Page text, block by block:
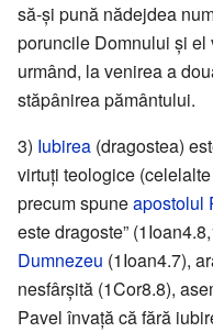
să-și pună nădejdea
poruncile Domnului și el
urmând, la venirea a
stăpânirea pământului.
3) Iubirea (dragostea)
virtuți teologice
precum spuneapostolul
este dragoste”
Dumnezeu (1Ioan4.7),
nesfârșită (1Cor8.8),
Pavel învață că fără